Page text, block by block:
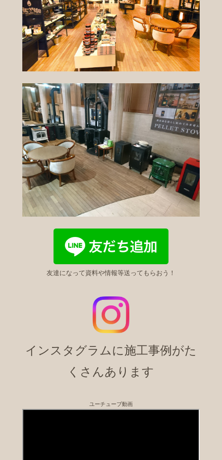
友達になって資料や情報等送ってもらおう！
インスタグラムに施工事例がた
くさんあります
ユーチューブ動画